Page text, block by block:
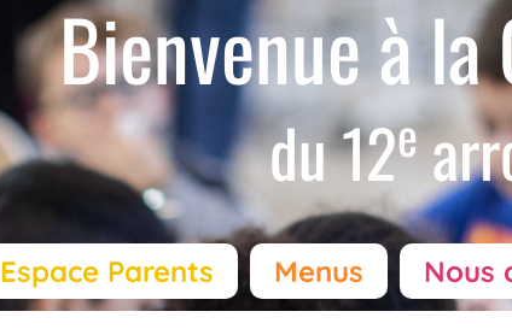
Bienvenue à la
du 12e
Espace Parents
Menus Nous